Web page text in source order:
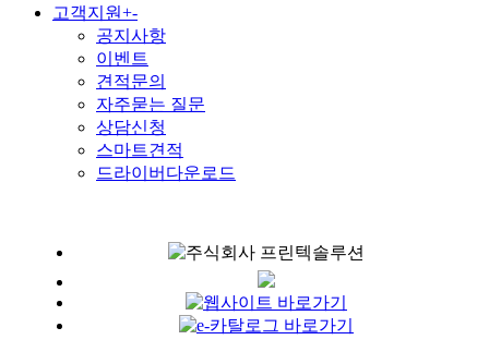
고객지원+-
공지사항
이벤트
견적문의
자주묻는 질문
상담신청
스마트견적
드라이버다운로드